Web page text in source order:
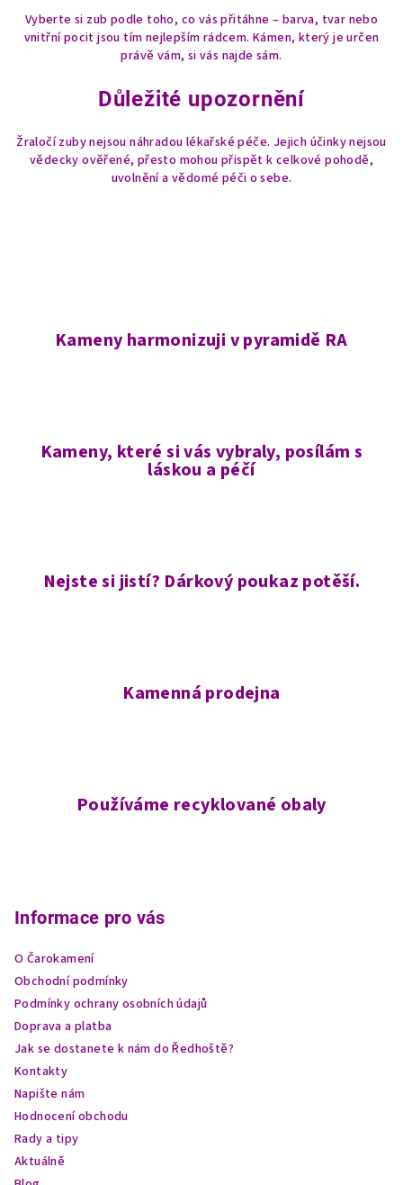
Vyberte si zub podle toho, co vás přitáhne – barva, tvar nebo
vnitřní pocit jsou tím nejlepším rádcem. Kámen, který je určen
právě vám, si vás najde sám.
Důležité upozornění
Žraločí zuby nejsou náhradou lékařské péče. Jejich účinky nejsou
vědecky ověřené, přesto mohou přispět k celkové pohodě,
uvolnění a vědomé péči o sebe.
Kameny harmonizuji v pyramidě RA
Kameny, které si vás vybraly, posílám s
láskou a péčí
Nejste si jistí? Dárkový poukaz potěší.
Kamenná prodejna
Používáme recyklované obaly
Informace pro vás
O Čarokamení
Obchodní podmínky
Podmínky ochrany osobních údajů
Doprava a platba
Jak se dostanete k nám do Ředhoště?
Kontakty
Napište nám
Hodnocení obchodu
Rady a tipy
Aktuálně